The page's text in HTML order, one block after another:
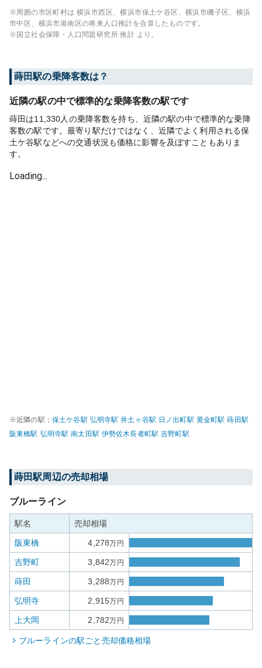
※周囲の市区町村は 横浜市西区、横浜市保土ケ谷区、横浜市磯子区、横浜
市中区、横浜市港南区の将来人口推計を合算したものです。
※国立社会保障・人口問題研究所 推計 より。
蒔田駅の乗降客数は？
近隣の駅の中で標準的な乗降客数の駅です
蒔田は11,330人の乗降客数を持ち、近隣の駅の中で標準的な乗降
客数の駅です。最寄り駅だけではなく、近隣でよく利用される保
土ケ谷駅などへの交通状況も価格に影響を及ぼすこともありま
す。
Loading...
※近隣の駅： 保土ケ谷駅 弘明寺駅 井土ヶ谷駅 日ノ出町駅 黄金町駅 蒔田駅
阪東橋駅 弘明寺駅 南太田駅 伊勢佐木長者町駅 吉野町駅
蒔田駅周辺の売却相場
ブルーライン
駅名 売却相場
阪東橋 4,278万円
吉野町 3,842万円
蒔田 3,288万円
弘明寺 2,915万円
上大岡 2,782万円
ブルーラインの駅ごと売却価格相場